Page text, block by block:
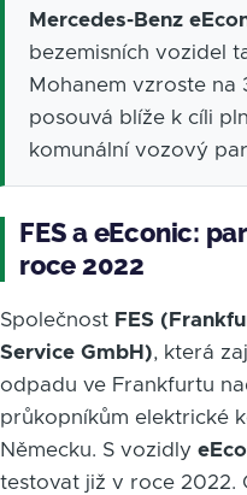
Mercedes-Benz
bezemisních vozidel
Mohanem vzroste na
posouvá blíže k cíli
komunální vozový
FES a eEconic:
roce 2022
Společnost FES
Service GmbH), která
odpadu ve Frankfurtu
průkopníkům elektrické
Německu. S vozidly
testovat již v roce 2022.